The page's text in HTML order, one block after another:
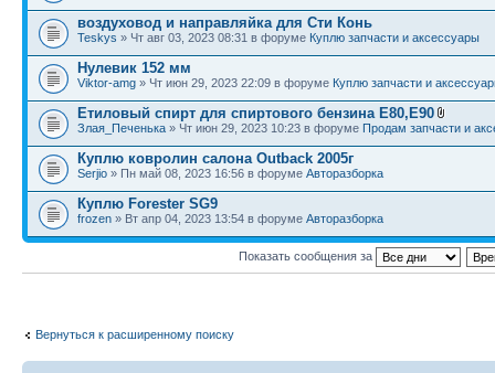
воздуховод и направляйка для Сти Конь
Teskys » Чт авг 03, 2023 08:31 в форуме Куплю запчасти и аксессуары
Нулевик 152 мм
Viktor-amg » Чт июн 29, 2023 22:09 в форуме Куплю запчасти и
Етиловый спирт для спиртового бензина Е80,Е90
Злая_Печенька » Чт июн 29, 2023 10:23 в форуме Продам запчасти и
Куплю ковролин салона Outback 2005г
Serjio » Пн май 08, 2023 16:56 в форуме Авторазборка
Куплю Forester SG9
frozen » Вт апр 04, 2023 13:54 в форуме Авторазборка
Показать сообщения за
Вернуться к расширенному поиску